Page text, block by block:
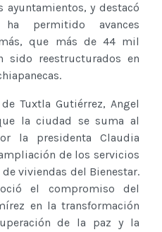
ayuntamientos, y destacó
permitido avances
que más de 44 mil
sido reestructurados en
Tuxtla Gutiérrez, Angel
la ciudad se suma al
la presidenta Claudia
de los servicios
viviendas del Bienestar.
el compromiso del
en la transformación
de la paz y la